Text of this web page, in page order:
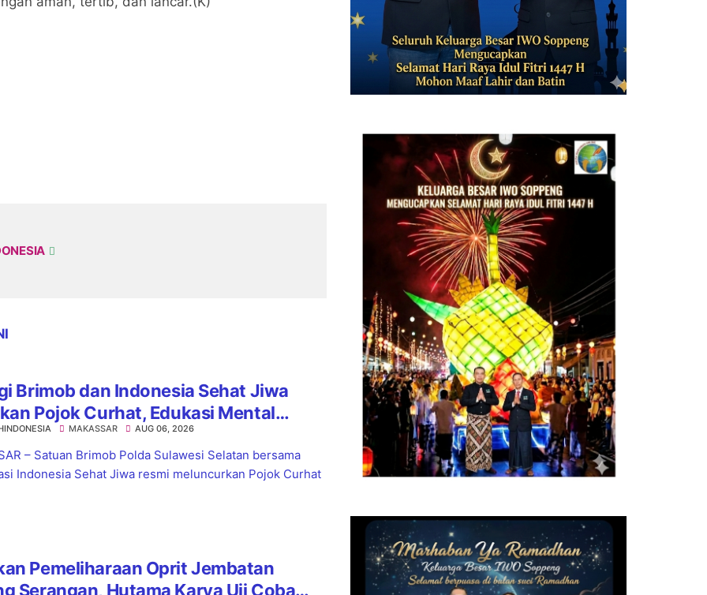
Brimob dan Indonesia Sehat Jiwa
Pojok Curhat, Edukasi Mental
Anti-Bullying
MAKASSAR AUG 06, 2026
– Satuan Brimob Polda Sulawesi Selatan bersama
Indonesia Sehat Jiwa resmi meluncurkan Pojok Curhat
Pemeliharaan Oprit Jembatan
Serangan, Hutama Karya Uji Coba